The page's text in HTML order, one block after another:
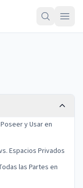
y Usar en
Espacios Privados
las Partes en